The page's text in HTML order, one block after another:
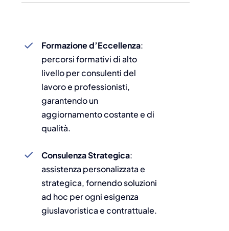
Formazione d’Eccellenza:
percorsi formativi di alto
livello per consulenti del
lavoro e professionisti,
garantendo un
aggiornamento costante e di
qualità.
Consulenza Strategica:
assistenza personalizzata e
strategica, fornendo soluzioni
ad hoc per ogni esigenza
giuslavoristica e contrattuale.